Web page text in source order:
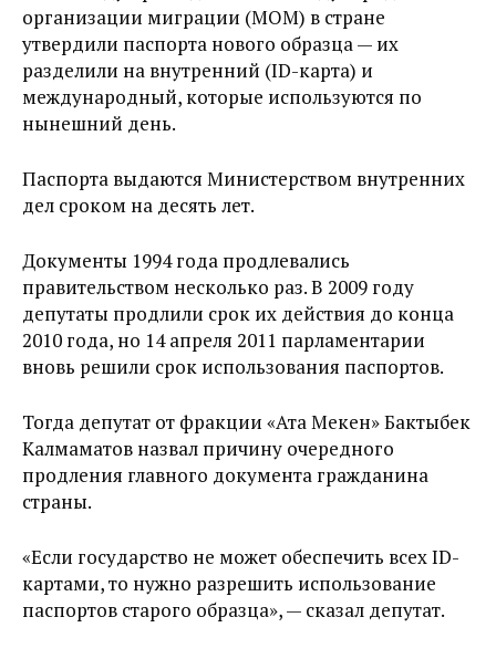
организации миграции (МОМ) в стране
утвердили паспорта нового образца — их
разделили на внутренний (ID-карта) и
международный, которые используются по
нынешний день.
Паспорта выдаются Министерством внутренних
дел сроком на десять лет.
Документы 1994 года продлевались
правительством несколько раз. В 2009 году
депутаты продлили срок их действия до конца
2010 года, но 14 апреля 2011 парламентарии
вновь решили срок использования паспортов.
Тогда депутат от фракции «Ата Мекен» Бактыбек
Калмаматов назвал причину очередного
продления главного документа гражданина
страны.
«Если государство не может обеспечить всех ID-
картами, то нужно разрешить использование
паспортов старого образца», — сказал депутат.